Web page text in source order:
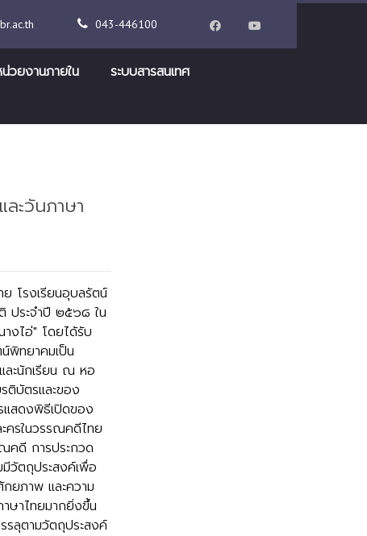
043-446100
วยงานภายใน ระบบสารสนเทศ
ะวันภาษา
โรงเรียนอุบลรัตน์
ประจำปี ๒๕๖๘ ใน
งไอ่" โดยได้รับ
พิทยาคมเป็น
ละนักเรียน ณ หอ
ติบัตรและของ
แสดงพิธีเปิดของ
ครในวรรณคดีไทย
คดี การประกวด
วัตถุประสงค์เพื่อ
กยภาพ และความ
ษาไทยมากยิ่งขึ้น
รลุตามวัตถุประสงค์